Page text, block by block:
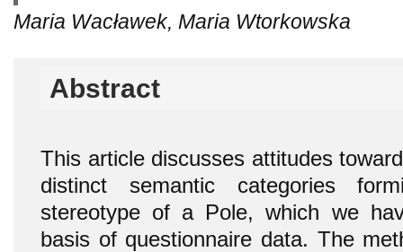
Maria Wacławek, Maria Wtorkowska
Abstract
This article discusses attitudes
distinct semantic categories
stereotype of a Pole, which we
basis of questionnaire data. The